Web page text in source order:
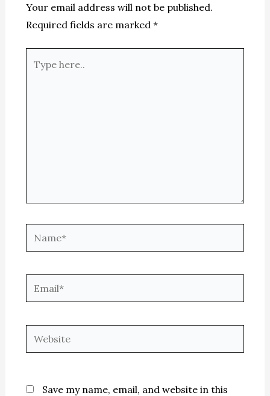
Your email address will not be published.
Required fields are marked *
here..
Website
Save my name, email, and website in this